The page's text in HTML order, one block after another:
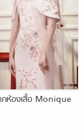
กห้องเสื้อ Monique